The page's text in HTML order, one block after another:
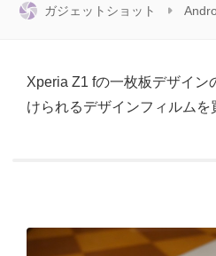
ガジェットショット
Xperia Z1 fの一枚板デザイン
けられるデザインフィルムを